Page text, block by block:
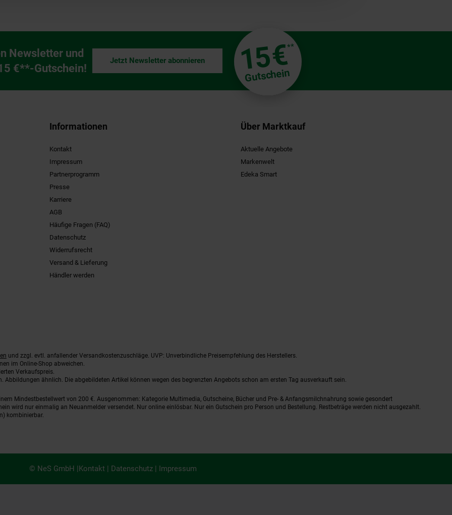
Newsletter und
€**-Gutschein!
15€**
Gutschein
Jetzt Newsletter abonnieren
Informationen
Kontakt
Impressum
Partnerprogramm
Presse
Karriere
AGB
Häufige Fragen (FAQ)
Datenschutz
Widerrufsrecht
Versand & Lieferung
Händler werden
Über Marktkauf
Aktuelle Angebote
Markenwelt
Edeka Smart
und zzgl. evtl. anfallender Versandkostenzuschläge. UVP: Unverbindliche Preisempfehlung des Herstellers.
im Online-Shop abweichen.
Verkaufspreis.
ähnlich. Die abgebildeten Artikel können wegen des begrenzten Angebots schon am ersten Tag ausverkauft sein.
Mindestbestellwert von 200 €. Ausgenommen: Kategorie Multimedia, Gutscheine, Bücher und Pre- & Anfangsmilchnahrung sowie gesondert
wird nur einmalig an Neuanmelder versendet. Nur online einlösbar. Nur ein Gutschein pro Person und Bestellung. Restbeträge werden nicht ausgezahlt.
kombinierbar.
© NeS GmbH |Kontakt | Datenschutz | Impressum